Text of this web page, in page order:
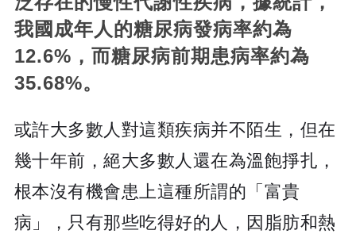
我國成年人的糖尿病發病率約為
12.6%，而糖尿病前期患病率約為
35.68%。
或許大多數人對這類疾病并不陌生，但在
幾十年前，絕大多數人還在為溫飽掙扎，
根本沒有機會患上這種所謂的「富貴
病」，只有那些吃得好的人，因脂肪和熱